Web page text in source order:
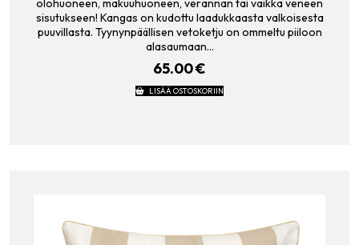
olohuoneen, makuuhuoneen, verannan tai vaikka veneen
sisutukseen! Kangas on kudottu laadukkaasta valkoisesta
puuvillasta. Tyynynpäällisen vetoketju on ommeltu piiloon
alasaumaan…
65.00€
LISÄÄ OSTOSKORIIN